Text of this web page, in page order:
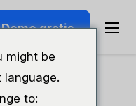
Demo gratis
eventos
might be
language.
to: